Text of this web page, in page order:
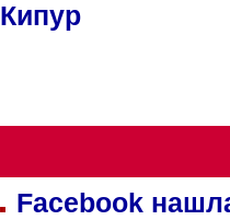
Кипур
Facebook